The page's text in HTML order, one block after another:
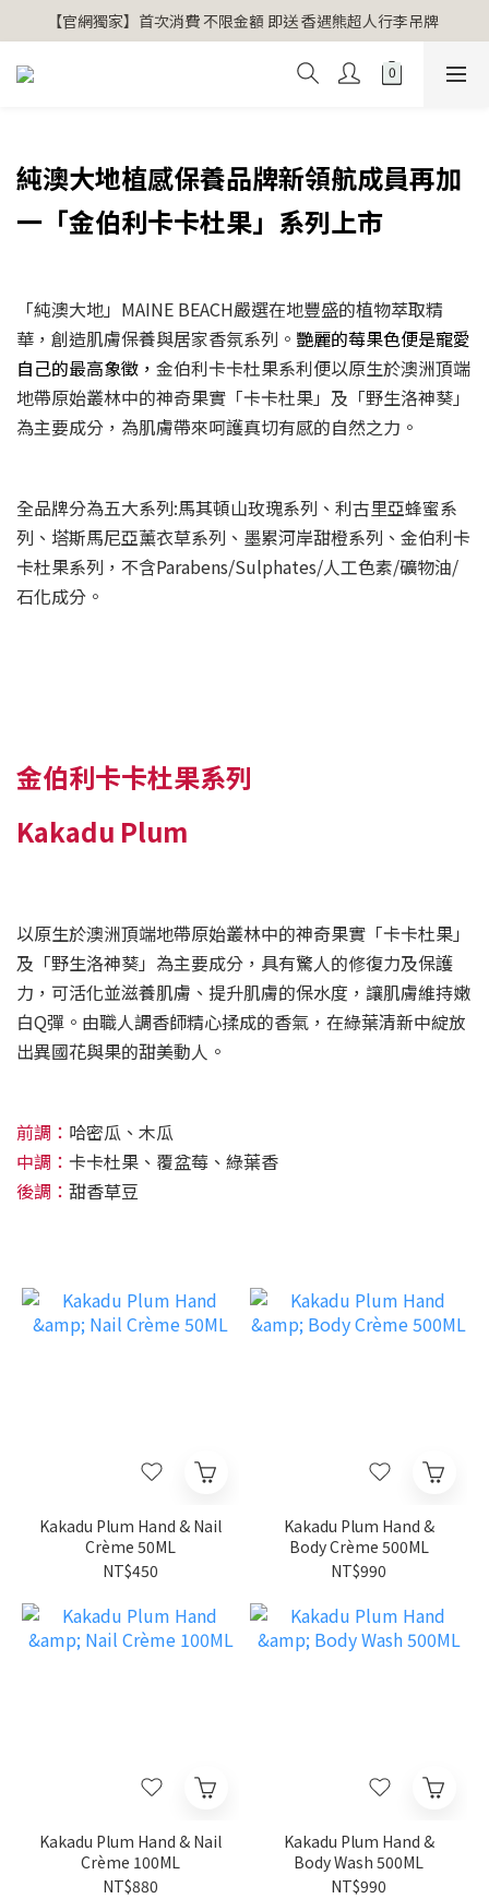
【官網獨家】首次消費 不限金額 即送 香遇熊超人行李吊牌
【官網獨家】首次消費 不限金額 即送 香遇熊超人行李吊牌
安心專用淨化包10入X3 原價960元 特價680元
純澳大地植感保養品牌新領航成員再加
一「金伯利卡卡杜果」系列上市
「純澳大地」MAINE BEACH嚴選在地豐盛的植物萃取精
華，創造肌膚保養與居家香氛系列。 艷麗的莓果色便是寵愛
自己的最高象徵， 金伯利卡卡杜果系利便以原生於澳洲頂端
地帶原始叢林中的神奇果實「卡卡杜果」及「野生洛神葵」
為主要成分，為肌膚帶來呵護真切有感的自然之力。
全品牌分為五大系列:馬其頓山玫瑰系列、利古里亞蜂蜜系
列、塔斯馬尼亞薰衣草系列、墨累河岸甜橙系列、金伯利卡
卡杜果系列，不含Parabens/Sulphates/人工色素/礦物油/
石化成分。
金伯利卡卡杜果系列
Kakadu Plum
以原生於澳洲頂端地帶原始叢林中的神奇果實「卡卡杜果」
及「野生洛神葵」為主要成分，具有驚人的修復力及保護
力，可活化並滋養肌膚、提升肌膚的保水度，讓肌膚維持嫩
白Q彈。由職人調香師精心揉成的香氣，在綠葉清新中綻放
出異國花與果的甜美動人。
前調： 哈密瓜、木瓜
中調： 卡卡杜果、覆盆莓、綠葉香
後調： 甜香草豆
Kakadu Plum Hand & Nail
Crème 50ML
NT$450
Kakadu Plum Hand &
Body Crème 500ML
NT$990
Kakadu Plum Hand & Nail
Crème 100ML
NT$880
Kakadu Plum Hand &
Body Wash 500ML
NT$990